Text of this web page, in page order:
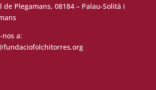
de Plegamans, 08184 – Palau-Solità i
nos a: